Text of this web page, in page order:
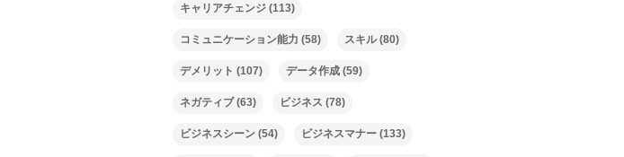
キャリアチェンジ (113)
コミュニケーション能力 (58) スキル(80)
デメリット (107) データ作成 (59)
ネガティブ(63) ビジネス (78)
ビジネスシーン (54) ビジネスマナー (133)